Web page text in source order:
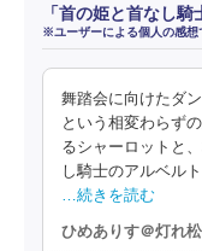
「首の姫と首なし
※ユーザーによる個人の感想
舞踏会に向けたダ
という相変わらず
るシャーロットと
し騎士のアルベル
…続きを読む
ひめありす＠灯れ